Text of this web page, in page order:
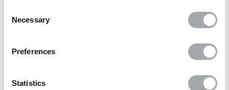
Selection
Necessary
Preferences
Statistics